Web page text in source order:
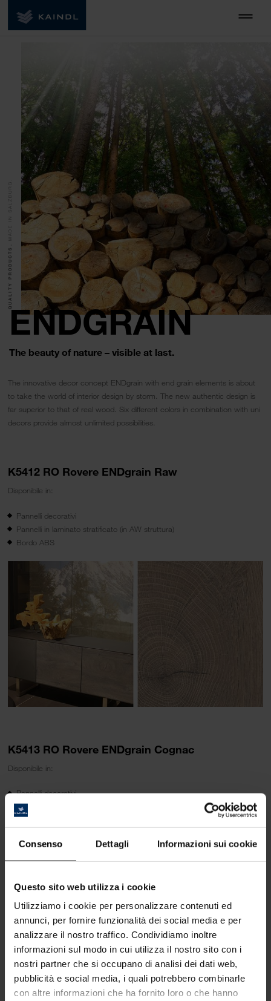
Consenso Dettagli Informazioni sui cookie
Questo sito web utilizza i cookie
Utilizziamo i cookie per personalizzare contenuti ed
annunci, per fornire funzionalità dei social media e per
analizzare il nostro traffico. Condividiamo inoltre
informazioni sul modo in cui utilizza il nostro sito con i
nostri partner che si occupano di analisi dei dati web,
pubblicità e social media, i quali potrebbero combinarle
con altre informazioni che ha fornito loro o che hanno
ENDGRAIN
The beauty of nature – visible at last.
QUALITY PRODUCTS.
MADE IN SALZBURG.
The innovative decor concept ENDgrain with end grain elements is about
to take the world of interior design by storm. The new authentic design is
far superior to that of real wood. Six different colors in combination with uni
decors provide almost unlimited possibilities.
K5412 RO Rovere ENDgrain Raw
Disponibile in:
Pannelli decorativi
Pannelli in laminato stratificato (in AW struttura)
Bordo ABS
K5413 RO Rovere ENDgrain Cognac
Disponibile in:
Pannelli decorativi
Pannelli in laminato stratificato (in AW struttura)
Bordo ABS
Piani di lavoro con ABS bordo